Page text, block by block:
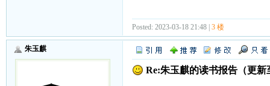
Posted: 2023-03-18 21:48 | 3 楼
朱玉麒
Re:朱玉麒的读书报告（更新